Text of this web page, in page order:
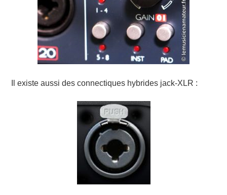
Il existe aussi des connectiques hybrides jack-XLR :